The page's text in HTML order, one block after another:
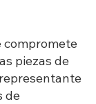
compromete
piezas de
de